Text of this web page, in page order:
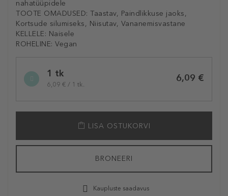
nahatüüpidele
TOOTE OMADUSED: Taastav, Paindlikkuse jaoks,
Kortsude silumiseks, Niisutav, Vananemisvastane
KELLELE: Naisele
ROHELINE: Vegan
variation1 tk
6,09 € / 1 tk.
6,09 €
LISA OSTUKORVI
BRONEERI
Kaupluste saadavus